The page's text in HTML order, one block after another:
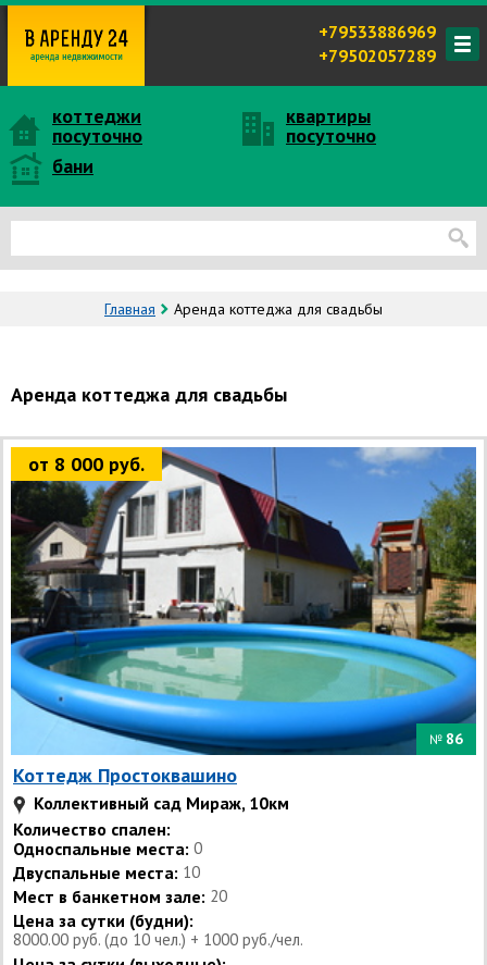
+79533886969
+79502057289
коттеджи
посуточно
квартиры
посуточно
бани
Главная Аренда коттеджа для свадьбы
Аренда коттеджа для свадьбы
от 8 000 руб.
№ 86
Коттедж Простоквашино
Коллективный сад Мираж, 10км
Количество спален:
Односпальные места: 0
Двуспальные места: 10
Мест в банкетном зале: 20
Цена за сутки (будни):
8000.00 руб. (до 10 чел.) + 1000 руб./чел.